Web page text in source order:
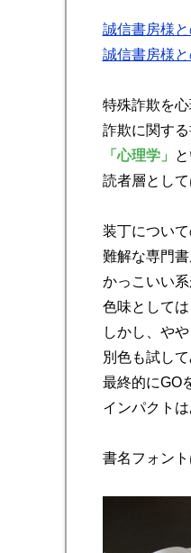
誠信書房様
誠信書房様
特殊詐欺を
詐欺に関する
「心理学」
読者層とし
装丁について
難解な専門
かっこいい系
色味として
しかし、や
別色も試して
最終的にGO
インパクトは
書名フォント